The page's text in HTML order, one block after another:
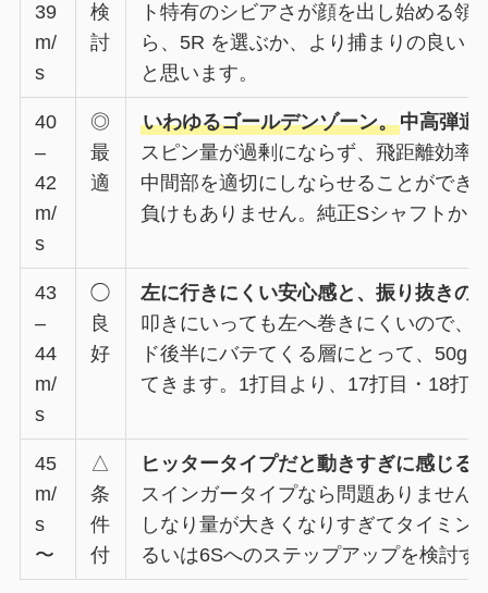
39
m/
s
検
討
ト特有のシビアさが顔を出し始める
ら、5R を選ぶか、より捕まりの良い
と思います。
40
–
42
m/
s
◎
最
適
いわゆるゴールデンゾーン。中高弾道
スピン量が過剰にならず、飛距離効率
中間部を適切にしならせることができ
負けもありません。純正Sシャフトか
43
–
44
m/
s
◯
良
好
左に行きにくい安心感と、振り抜きの
叩きにいっても左へ巻きにくいので、
ド後半にバテてくる層にとって、50g
てきます。1打目より、17打目・18打
45
m/
s
〜
△
条
件
付
ヒッタータイプだと動きすぎに感じる
スインガータイプなら問題ありません
しなり量が大きくなりすぎてタイミン
るいは6Sへのステップアップを検討す